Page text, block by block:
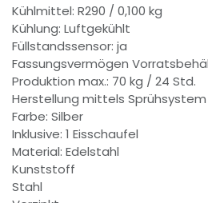
Kühlmittel: R290 / 0,100 kg
Kühlung: Luftgekühlt
Füllstandssensor: ja
Fassungsvermögen
Produktion max.: 70 kg / 24 Std.
Herstellung mittels Sprühsystem
Farbe: Silber
Inklusive: 1 Eisschaufel
Material: Edelstahl
Kunststoff
Stahl